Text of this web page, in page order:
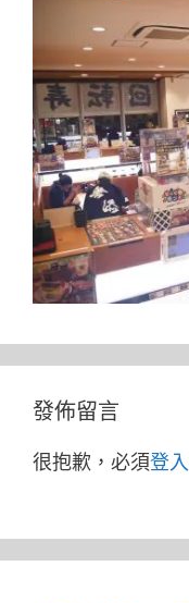
發佈留言
很抱歉，必須登入